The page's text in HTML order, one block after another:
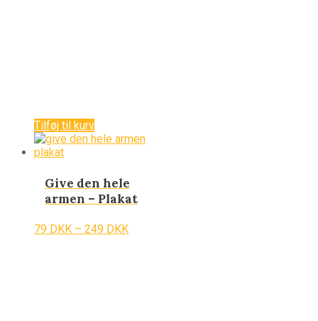
Tilføj til kurv
Give den hele
armen – Plakat
79 DKK – 249 DKK